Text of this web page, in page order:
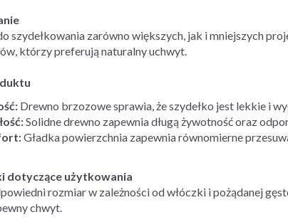
szydełkowania zarówno większych, jak i mniejszych
którzy preferują naturalny uchwyt.
Drewno brzozowe sprawia, że szydełko jest lekkie i
Solidne drewno zapewnia długą żywotność oraz
Gładka powierzchnia zapewnia równomierne
dotyczące użytkowania
rozmiar w zależności od włóczki i pożądanej
chwyt.